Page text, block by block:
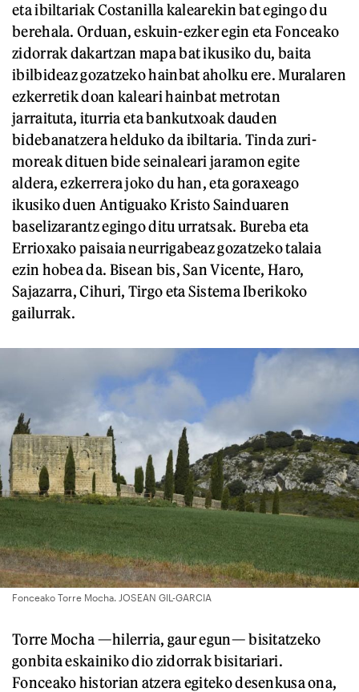
eta ibiltariak Costanilla kalearekin bat egingo du
berehala. Orduan, eskuin-ezker egin eta Fonceako
zidorrak dakartzan mapa bat ikusiko du, baita
ibilbideaz gozatzeko hainbat aholku ere. Muralaren
ezkerretik doan kaleari hainbat metrotan
jarraituta, iturria eta bankutxoak dauden
bidebanatzera helduko da ibiltaria. Tinda zuri-
moreak dituen bide seinaleari jaramon egite
aldera, ezkerrera joko du han, eta goraxeago
ikusiko duen Antiguako Kristo Sainduaren
baselizarantz egingo ditu urratsak. Bureba eta
Errioxako paisaia neurrigabeaz gozatzeko talaia
ezin hobea da. Bisean bis, San Vicente, Haro,
Sajazarra, Cihuri, Tirgo eta Sistema Iberikoko
gailurrak.
Fonceako Torre Mocha. JOSEAN GIL-GARCIA
Torre Mocha —hilerria, gaur egun— bisitatzeko
gonbita eskainiko dio zidorrak bisitariari.
Fonceako historian atzera egiteko desenkusa ona,